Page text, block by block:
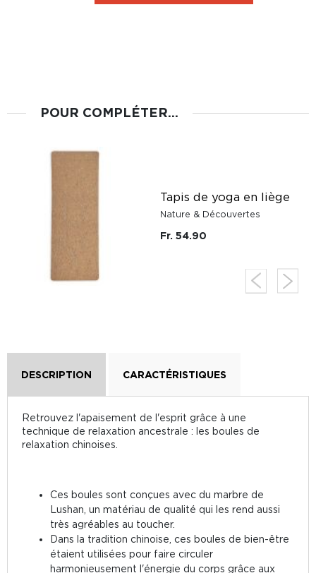
POUR COMPLÉTER...
Tapis de yoga en liège
Nature & Découvertes
Fr. 54.90
DESCRIPTION CARACTÉRISTIQUES
Retrouvez l'apaisement de l'esprit grâce à une
technique de relaxation ancestrale : les boules de
relaxation chinoises.
Ces boules sont conçues avec du marbre de
Lushan, un matériau de qualité qui les rend aussi
très agréables au toucher.
Dans la tradition chinoise, ces boules de bien-être
étaient utilisées pour faire circuler
harmonieusement l'énergie du corps grâce aux